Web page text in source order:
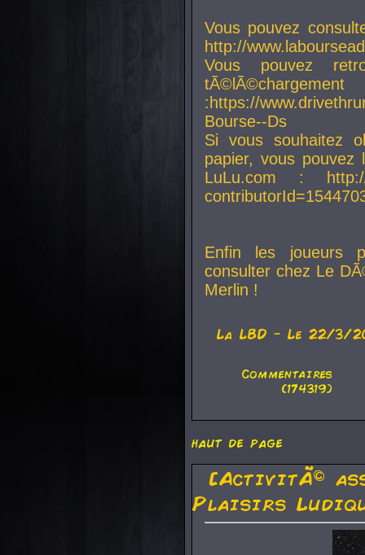
Vous pouvez
http://
Vous pouvez
:https://
Bourse--Ds
Si vous souhaitez
papier, vous
LuLu.com : http://
Enfin les joueurs
consulter chez Le
Merlin !
La LBD - Le 22/3/
Commentaires
(174319)
haut de page
[ActivitÃ©
Plaisirs